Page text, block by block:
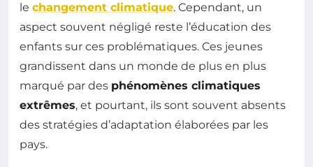
le changement climatique. Cependant, un
aspect souvent négligé reste l’éducation des
enfants sur ces problématiques. Ces jeunes
grandissent dans un monde de plus en plus
marqué par des phénomènes climatiques
extrêmes, et pourtant, ils sont souvent absents
des stratégies d’adaptation élaborées par les
pays.